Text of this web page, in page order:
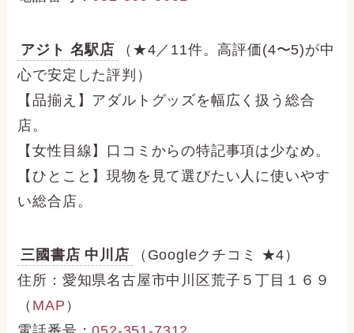
アジト 名駅店
（★4／11件。高評価(4〜5)が中
心で安定した評判）
【品揃え】アダルトグッズを幅広く扱う総合
店。
【女性目線】口コミからの特記事項は少なめ。
【ひとこと】現物を見て選びたい人に使いやす
い総合店。
三國書店 中川店
（Googleクチコミ ★4）
住所：愛知県名古屋市中川区荒子５丁目１６９
（ MAP ）